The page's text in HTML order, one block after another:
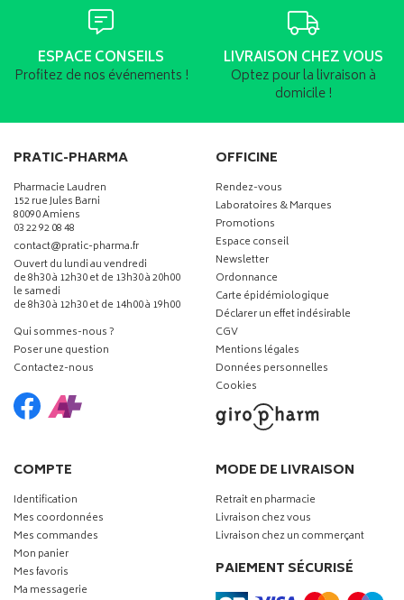
ESPACE CONSEILS
Profitez de nos événements !
LIVRAISON CHEZ VOUS
Optez pour la livraison à
domicile !
PRATIC-PHARMA
Pharmacie Laudren
152 rue Jules Barni
80090 Amiens
03 22 92 08 48
contact-
@-
pratic-pharma.fr
Ouvert du lundi au vendredi
de 8h30 à 12h30 et de 13h30 à 20h00
le samedi
de 8h30 à 12h30 et de 14h00 à 19h00
Qui sommes-nous ?
Poser une question
Contactez-nous
OFFICINE
Rendez-vous
Laboratoires & Marques
Promotions
Espace conseil
Newsletter
Ordonnance
Carte épidémiologique
Déclarer un effet indésirable
CGV
Mentions légales
Données personnelles
Cookies
COMPTE
Identification
Mes coordonnées
Mes commandes
Mon panier
Mes favoris
Ma messagerie
MODE DE LIVRAISON
Retrait en pharmacie
Livraison chez vous
Livraison chez un commerçant
PAIEMENT SÉCURISÉ